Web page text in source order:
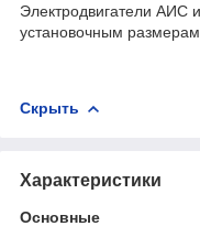
Электродвигатели АИС
установочным
Скрыть
Характеристики
Основные